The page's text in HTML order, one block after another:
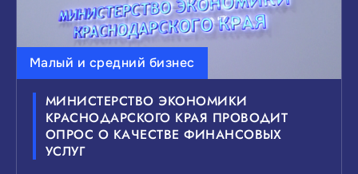
Малый и средний бизнес
МИНИСТЕРСТВО ЭКОНОМИКИ
КРАСНОДАРСКОГО КРАЯ ПРОВОДИТ
ОПРОС О КАЧЕСТВЕ ФИНАНСОВЫХ
УСЛУГ